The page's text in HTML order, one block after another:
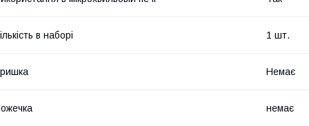
в наборі 1 шт.
Немає
немає